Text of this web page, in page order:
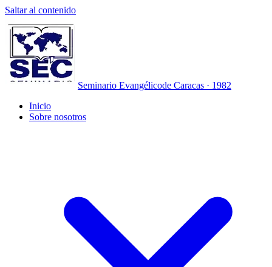
Saltar al contenido
Seminario Evangélicode Caracas · 1982
Inicio
Sobre nosotros